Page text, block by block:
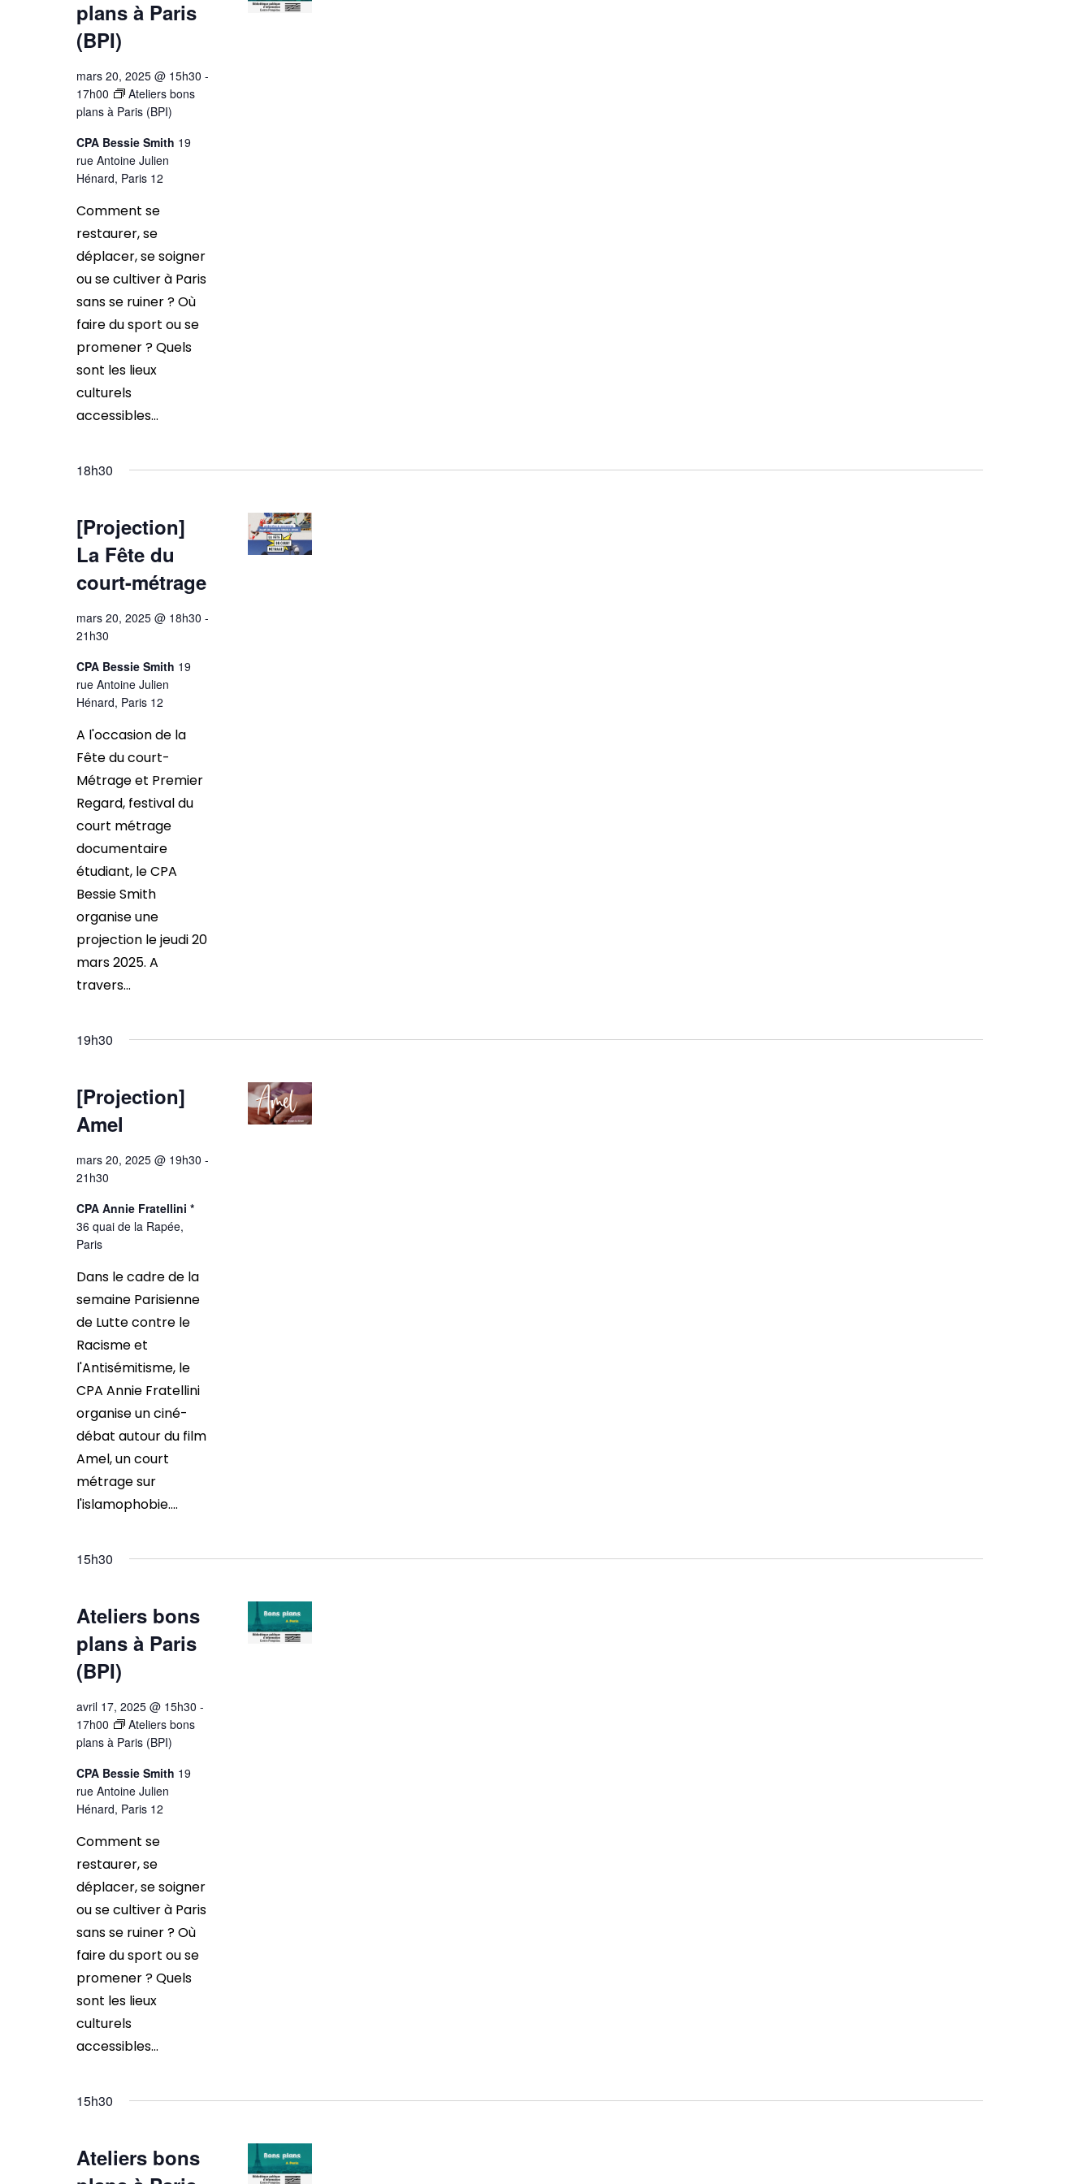
plans à Paris
(BPI)
mars 20, 2025 @ 15h30 -
17h00
Ateliers bons
plans à Paris (BPI)
CPA Bessie Smith 19
rue Antoine Julien
Hénard, Paris 12
Comment se
restaurer, se
déplacer, se soigner
ou se cultiver à Paris
sans se ruiner ? Où
faire du sport ou se
promener ? Quels
sont les lieux
culturels
accessibles...
18h30
[Projection]
La Fête du
court-métrage
mars 20, 2025 @ 18h30 -
21h30
CPA Bessie Smith 19
rue Antoine Julien
Hénard, Paris 12
A l'occasion de la
Fête du court-
Métrage et Premier
Regard, festival du
court métrage
documentaire
étudiant, le CPA
Bessie Smith
organise une
projection le jeudi 20
mars 2025. A
travers...
19h30
[Projection]
Amel
mars 20, 2025 @ 19h30 -
21h30
CPA Annie Fratellini *
36 quai de la Rapée,
Paris
Dans le cadre de la
semaine Parisienne
de Lutte contre le
Racisme et
l'Antisémitisme, le
CPA Annie Fratellini
organise un ciné-
débat autour du film
Amel, un court
métrage sur
l'islamophobie....
15h30
Ateliers bons
plans à Paris
(BPI)
avril 17, 2025 @ 15h30 -
17h00
Ateliers bons
plans à Paris (BPI)
CPA Bessie Smith 19
rue Antoine Julien
Hénard, Paris 12
Comment se
restaurer, se
déplacer, se soigner
ou se cultiver à Paris
sans se ruiner ? Où
faire du sport ou se
promener ? Quels
sont les lieux
culturels
accessibles...
15h30
Ateliers bons